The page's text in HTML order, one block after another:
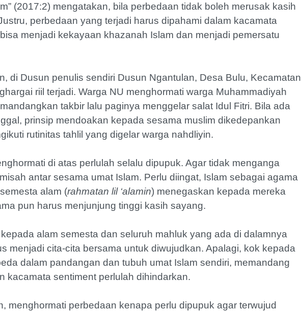
(2017:2) mengatakan, bila perbedaan tidak boleh merusak kasih
perbedaan yang terjadi harus dipahami dalam kacamata
menjadi kekayaan khazanah Islam dan menjadi pemersatu
di Dusun penulis sendiri Dusun Ngantulan, Desa Bulu, Kecamatan
riil terjadi. Warga NU menghormati warga Muhammadiyah
takbir lalu paginya menggelar salat Idul Fitri. Bila ada
prinsip mendoakan kepada sesama muslim dikedepankan
rutinitas tahlil yang digelar warga nahdliyin.
di atas perlulah selalu dipupuk. Agar tidak menganga
antar sesama umat Islam. Perlu diingat, Islam sebagai agama
alam (rahmatan lil ‘alamin) menegaskan kepada mereka
pun harus menjunjung tinggi kasih sayang.
alam semesta dan seluruh mahluk yang ada di dalamnya
menjadi cita-cita bersama untuk diwujudkan. Apalagi, kok kepada
dalam pandangan dan tubuh umat Islam sendiri, memandang
kacamata sentiment perlulah dihindarkan.
menghormati perbedaan kenapa perlu dipupuk agar terwujud